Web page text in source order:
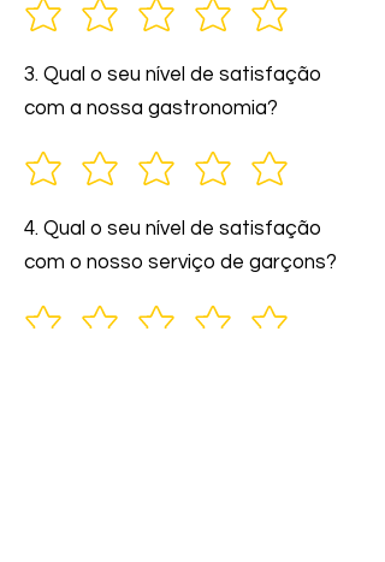
3. Qual o seu nível de satisfação
com a nossa gastronomia?
4. Qual o seu nível de satisfação
com o nosso serviço de garçons?